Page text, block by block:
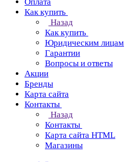
Как купить
Назад
Как купить
Юридическим лицам
Гарантии
Вопросы и ответы
Акции
Бренды
Карта сайта
Контакты
Назад
Контакты
Карта сайта HTML
Магазины